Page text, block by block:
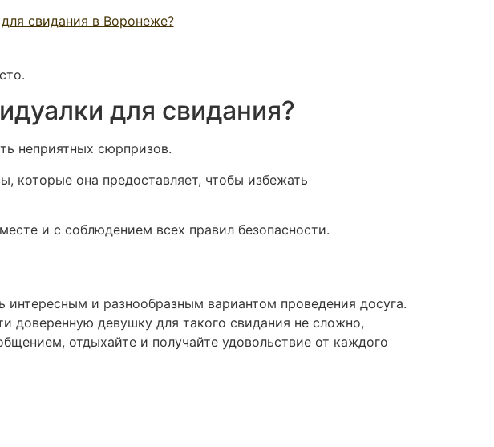
для свидания?
неприятных сюрпризов.
которые она предоставляет, чтобы избежать
и с соблюдением всех правил безопасности.
и разнообразным вариантом проведения досуга.
доверенную девушку для такого свидания не сложно,
отдыхайте и получайте удовольствие от каждого